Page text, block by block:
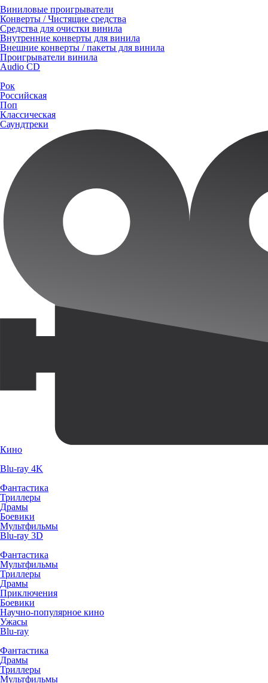
Виниловые проигрыватели
Конверты / Чистящие средства
Средства для очистки винила
Внутренние конверты для винила
Внешние конверты / пакеты для винила
Проигрыватели винила
Audio CD
Рок
Российская
Поп
Классическая
Саундтреки
Кино
Blu-ray 4K
Фантастика
Триллеры
Драмы
Боевики
Мультфильмы
Blu-ray 3D
Фантастика
Мультфильмы
Триллеры
Драмы
Приключения
Боевики
Научно-популярное кино
Ужасы
Blu-ray
Фантастика
Драмы
Триллеры
Мультфильмы